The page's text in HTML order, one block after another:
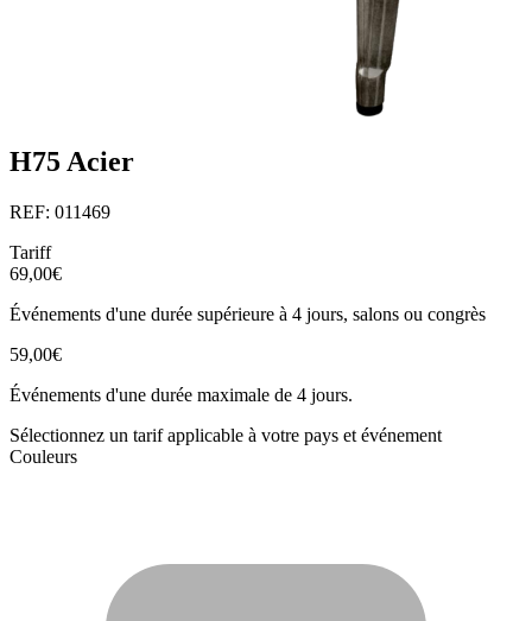
H75 Acier
REF: 011469
Tariff
69,00€
Événements d'une durée supérieure à 4 jours, salons ou congrès
59,00€
Événements d'une durée maximale de 4 jours.
Sélectionnez un tarif applicable à votre pays et événement
Couleurs